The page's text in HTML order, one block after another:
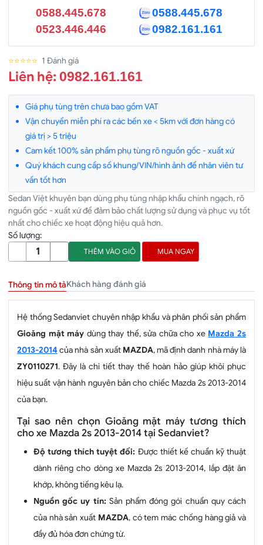
0588.445.678
0588.445.678
0523.446.446
0982.161.161
⭐⭐⭐⭐⭐ 1 Đánh giá
Liên hệ: 0982.161.161
Giá phụ tùng trên chưa bao gồm VAT
Vận chuyển miễn phí ra các bến xe < 5km với đơn hàng có
giá trị > 5 triệu
Cam kết 100% sản phẩm phụ tùng rõ nguồn gốc - xuất xứ
Quý khách cung cấp số khung/VIN/hình ảnh để nhân viên tư
vấn tốt hơn
Sedan Việt khuyên bạn dùng phụ tùng nhập khẩu chính ngạch, rõ
nguồn gốc - xuất xứ để đảm bảo chất lượng sử dụng và phục vụ tốt
nhất cho chiếc xe hoạt động hiệu quả hơn.
Số lượng:
THÊM VÀO GIỎ MUA NGAY
Thông tin mô tảKhách hàng đánh giá
Hệ thống Sedanviet chuyên nhập khẩu và phân phối sản phẩm
Gioăng mặt máy dùng thay thế, sửa chữa cho xe Mazda 2s
2013-2014 của nhà sản xuất MAZDA, mã định danh nhà máy là
ZY0110271. Đây là chi tiết thay thế hoàn hảo giúp khôi phục
hiệu suất vận hành nguyên bản cho chiếc Mazda 2s 2013-2014
của bạn.
Tại sao nên chọn Gioăng mặt máy tương thích
cho xe Mazda 2s 2013-2014 tại Sedanviet?
Độ tương thích tuyệt đối: Được thiết kế chuẩn kỹ thuật
dành riêng cho dòng xe Mazda 2s 2013-2014, lắp đặt ăn
khớp, không tiếng kêu lạ.
Nguồn gốc uy tín: Sản phẩm đóng gói chuẩn quy cách
của nhà sản xuất MAZDA, có tem mác chống hàng giả và
đầy đủ hóa đơn chứng từ.